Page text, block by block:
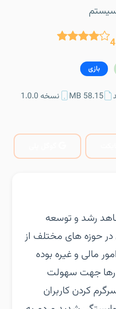
بازی
58.15 MB نسخه 1.0.0
رشد و توسعه
حوزه های مختلف از
مالی و غیره بوده
جهت سهولت
کردن کاربران